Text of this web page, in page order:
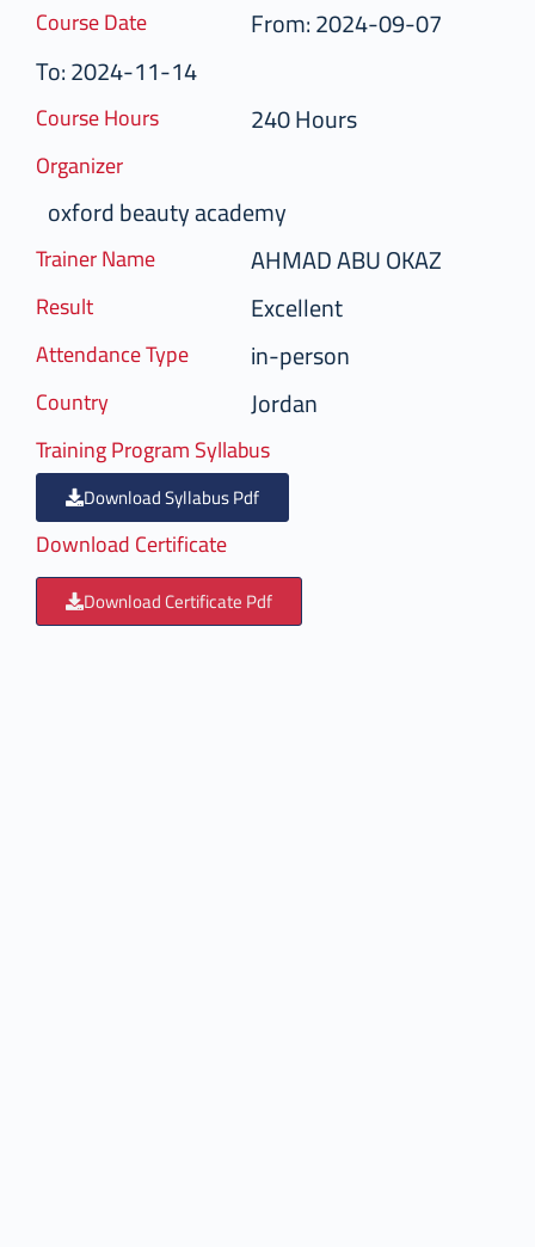
Course Date
From: 2024-09-07
To: 2024-11-14
Course Hours 240 Hours
Organizer
oxford beauty academy
Trainer Name AHMAD ABU OKAZ
Result Excellent
Attendance Type in-person
Country Jordan
Training Program Syllabus
Download Syllabus Pdf
Download Certificate
Download Certificate Pdf